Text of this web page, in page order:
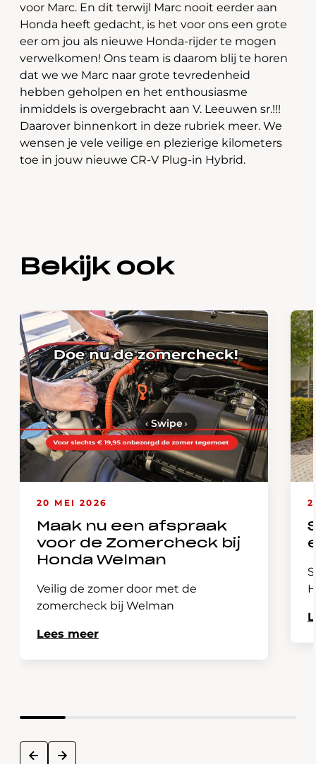
voor Marc. En dit terwijl Marc nooit eerder aan
Honda heeft gedacht, is het voor ons een grote
eer om jou als nieuwe Honda-rijder te mogen
verwelkomen! Ons team is daarom blij te horen
dat we we Marc naar grote tevredenheid
hebben geholpen en het enthousiasme
inmiddels is overgebracht aan V. Leeuwen sr.!!!
Daarover binnenkort in deze rubriek meer. We
wensen je vele veilige en plezierige kilometers
toe in jouw nieuwe CR-V Plug-in Hybrid.
Bekijk ook
20 MEI 2026
Maak nu een afspraak
voor de Zomercheck bij
Honda Welman
Veilig de zomer door met de
zomercheck bij Welman
Lees meer
prev next
‹ Swipe›